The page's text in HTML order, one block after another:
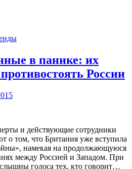
в панике: их
России
и действующие сотрудники
о том, что Британия уже вступила
намекая на продолжающуюся
между Россией и Западом. При
голоса тех, кто говорит…